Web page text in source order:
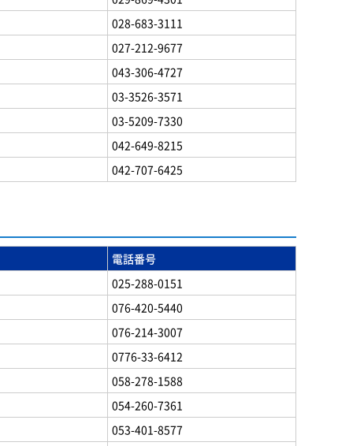
028-683-3111
027-212-9677
043-306-4727
03-3526-3571
03-5209-7330
042-649-8215
042-707-6425
電話番号
025-288-0151
076-420-5440
076-214-3007
0776-33-6412
058-278-1588
054-260-7361
053-401-8577